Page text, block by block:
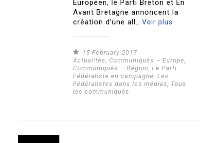
Européen, le Parti Breton et En
Avant Bretagne annoncent la
création d’une all..Voir plus
15 February 2017
Actualités, Communiqués – Europe,
Communiqués – Région,Le Parti
Fédéraliste en campagne,Les
Fédéralistes dans les médias, Tous
les communiqués